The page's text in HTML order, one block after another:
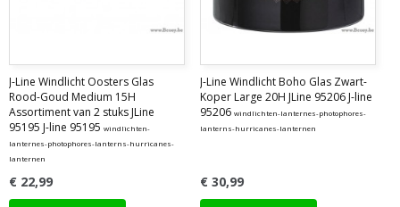
J-Line Windlicht Oosters Glas
Rood-Goud Medium 15H
Assortiment van 2 stuks JLine
95195 J-line 95195 windlichten-
lanternes-photophores-lanterns-hurricanes-
lanternen
€ 22,99
J-Line Windlicht Boho Glas Zwart-
Koper Large 20H JLine 95206 J-line
95206 windlichten-lanternes-photophores-
lanterns-hurricanes-lanternen
€ 30,99